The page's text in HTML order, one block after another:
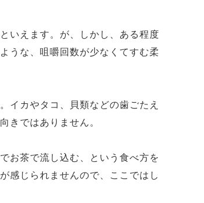
いえます。が、しかし、ある程度
うな、咀嚼回数が少なくてすむ柔
イカやタコ、貝類などの歯ごたえ
きではありません。
お茶で流し込む、という食べ方を
感じられませんので、ここではし